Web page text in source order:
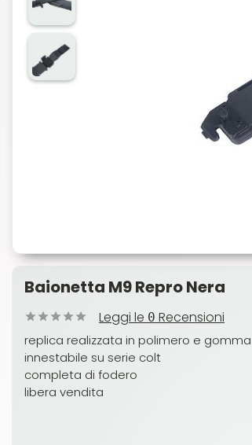
Baionetta M9 Repro Nera
Leggi le 0 Recensioni
replica realizzata in polimero e gomma
innestabile su serie colt
completa di fodero
libera vendita